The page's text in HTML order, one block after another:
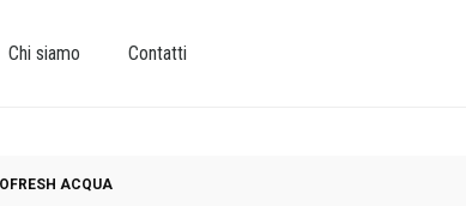
Chi siamo Contatti
ACQUA